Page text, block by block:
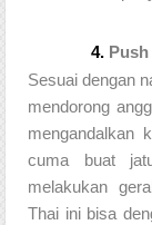
Sesuai dengan
mendorong
mengandalkan
cuma buat
melakukan
Thai ini bisa